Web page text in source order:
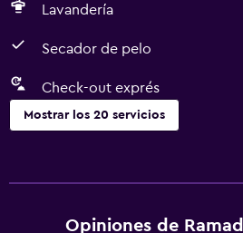
Lavandería
Secador de pelo
Check-out exprés
Mostrar los 20 servicios
Servicio de habitaciones
Centro de negocios
Opiniones de